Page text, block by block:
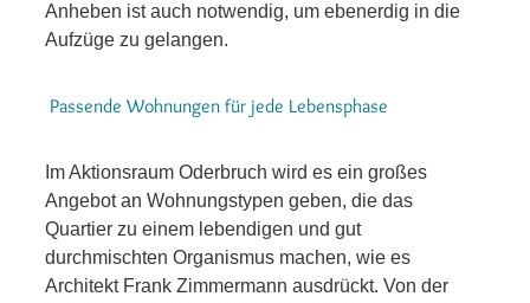
Anheben ist auch notwendig, um ebenerdig in die
Aufzüge zu gelangen.
Passende Wohnungen für jede Lebensphase
Im Aktionsraum Oderbruch wird es ein großes
Angebot an Wohnungstypen geben, die das
Quartier zu einem lebendigen und gut
durchmischten Organismus machen, wie es
Architekt Frank Zimmermann ausdrückt. Von der